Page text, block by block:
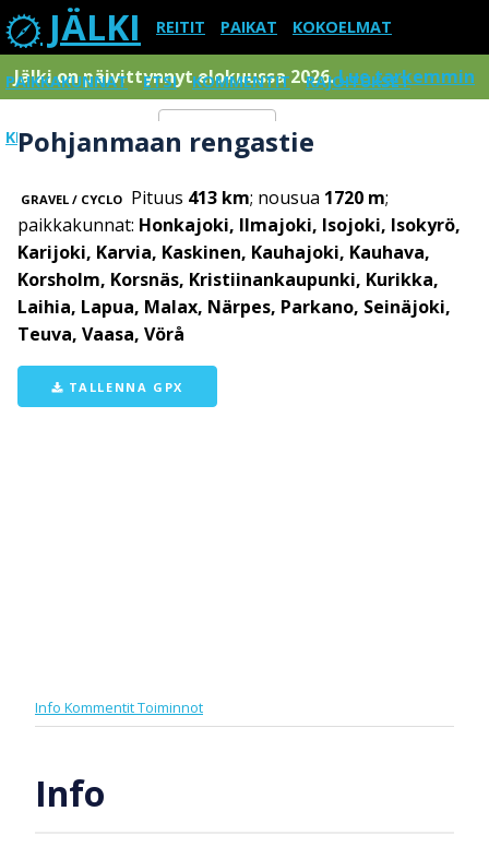
JÄLKI REITIT PAIKAT KOKOELMAT
PAIKKAKUNNAT ETSI KOMMENTIT RAJOITUKSET
KIRJAUDU SISÄÄN Menu
Jälki on päivittynnyt elokuussa 2026.Lue tarkemmin
Pohjanmaan rengastie
GRAVEL / CYCLO Pituus 413 km; nousua 1720 m;
paikkakunnat: Honkajoki, Ilmajoki, Isojoki, Isokyrö,
Karijoki, Karvia, Kaskinen, Kauhajoki, Kauhava,
Korsholm, Korsnäs, Kristiinankaupunki, Kurikka,
Laihia, Lapua, Malax, Närpes, Parkano, Seinäjoki,
Teuva, Vaasa, Vörå
TALLENNA GPX
Info KommentitToiminnot
Info